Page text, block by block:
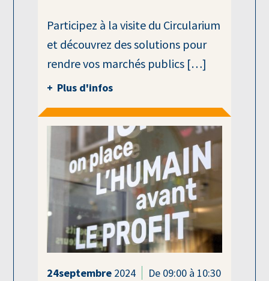
Participez à la visite du Circularium
et découvrez des solutions pour
rendre vos marchés publics […]
Plus d'infos
24septembre 2024
De 09:00 à 10:30